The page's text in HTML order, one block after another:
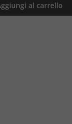
al carrello